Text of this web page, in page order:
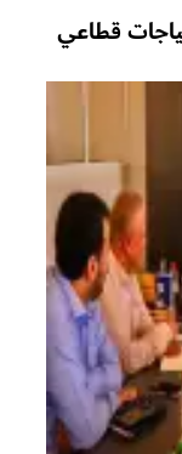
قطاعي